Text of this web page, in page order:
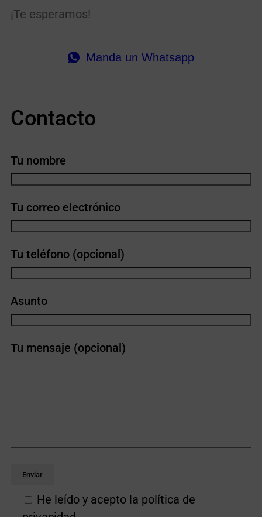
¡Te esperamos!
Manda un Whatsapp
Contacto
Tu nombre
Tu correo electrónico
Tu teléfono (opcional)
Asunto
Tu mensaje (opcional)
He leído y acepto la política de